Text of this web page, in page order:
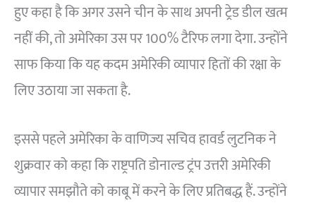
हुए कहा है कि अगर उसने चीन के साथ अपनी ट्रेड डील खत्म
नहीं की, तो अमेरिका उस पर 100% टैरिफ लगा देगा. उन्होंने
साफ किया कि यह कदम अमेरिकी व्यापार हितों की रक्षा के
लिए उठाया जा सकता है.
इससे पहले अमेरिका के वाणिज्य सचिव हावर्ड लुटनिक ने
शुक्रवार को कहा कि राष्ट्रपति डोनाल्ड ट्रंप उत्तरी अमेरिकी
व्यापार समझौते को काबू में करने के लिए प्रतिबद्ध हैं. उन्होंने